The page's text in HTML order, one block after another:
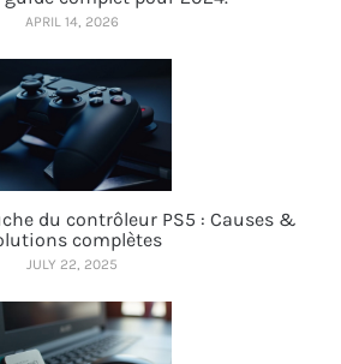
APRIL 14, 2026
du contrôleur PS5 : Causes &
complètes
JULY 22, 2025